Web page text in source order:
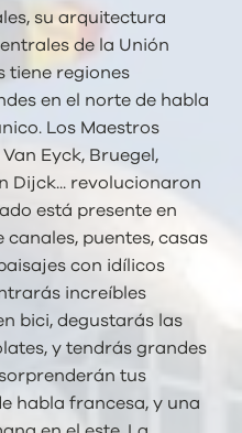
su arquitectura
de la Unión
tiene regiones
en el norte de habla
Los Maestros
Eyck, Bruegel,
Dijck... revolucionaron
está presente en
puentes, casas
con idílicos
increíbles
bici, degustarás las
y tendrás grandes
tus
habla francesa, y una